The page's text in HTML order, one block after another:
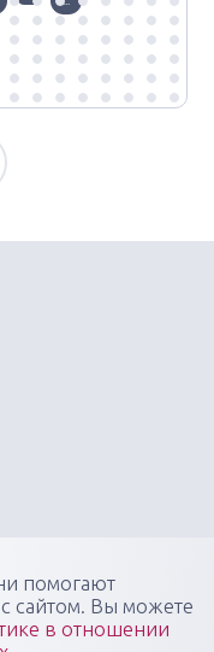
форумов,
мастер-классов в
повышающих
помогают
сайтом. Вы можете
в отношении